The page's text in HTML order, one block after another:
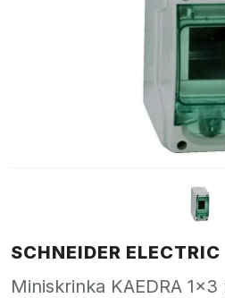
SCHNEIDER ELECTRIC
Miniskrinka KAEDRA